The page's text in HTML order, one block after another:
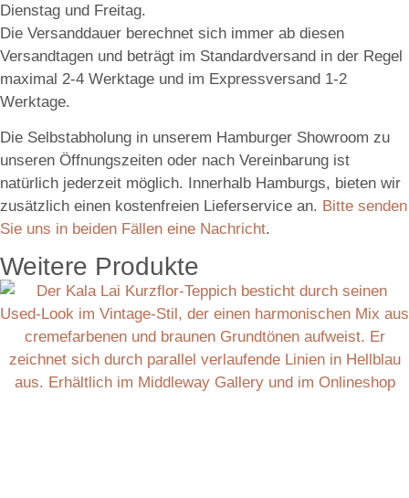
Dienstag und Freitag.
Die Versanddauer berechnet sich immer ab diesen
Versandtagen und beträgt im Standardversand in der Regel
maximal 2-4 Werktage und im Expressversand 1-2
Werktage.
Die Selbstabholung in unserem Hamburger Showroom zu
unseren Öffnungszeiten oder nach Vereinbarung ist
natürlich jederzeit möglich. Innerhalb Hamburgs, bieten wir
zusätzlich einen kostenfreien Lieferservice an. Bitte senden
Sie uns in beiden Fällen eine Nachricht.
Weitere Produkte